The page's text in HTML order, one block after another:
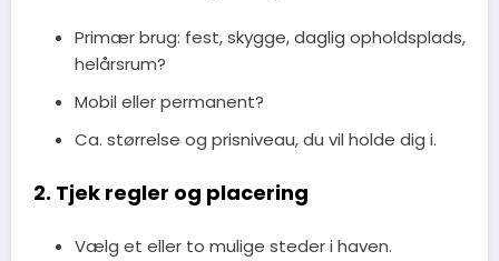
Primær brug: fest, skygge, daglig opholdsplads,
helårsrum?
Mobil eller permanent?
Ca. størrelse og prisniveau, du vil holde dig i.
2. Tjek regler og placering
Vælg et eller to mulige steder i haven.